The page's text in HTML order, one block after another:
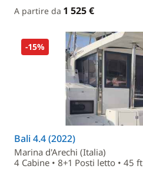
A partire da 1 525 €
-15%
Bali 4.4 (2022)
Marina d'Arechi (Italia)
4 Cabine • 8+1 Posti letto • 45 ft